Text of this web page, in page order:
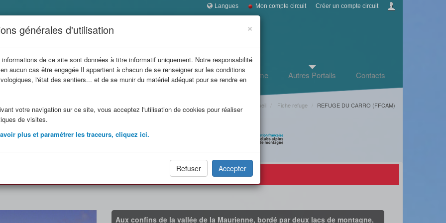
×
générales d'utilisation
de ce site sont données à titre informatif uniquement. Notre responsabilité
aucun cas être engagée Il appartient à chacun de se renseigner sur les conditions
l'état des sentiers... et de se munir du matériel adéquat pour se rendre en
votre navigation sur ce site, vous acceptez l'utilisation de cookies pour réaliser
de visites.
plus et paramétrer les traceurs, cliquez ici.
Refuser Accepter
Langues Mon compte circuit Créer un compte circuit
Refuges en famille Refuges Itinérances Infos tourisme Autres Portails Contacts
Accueil Fiche refuge REFUGE DU CARRO (FFCAM)
DU CARRO (FFCAM) (2764 m)
Aux confins de la vallée de la Maurienne, bordé par deux lacs de montagne,